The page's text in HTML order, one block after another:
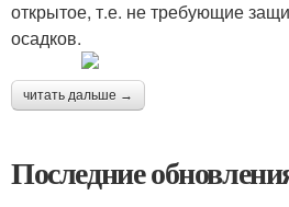
открытое, т.е. не требующие
осадков.
читать дальше →
Последние